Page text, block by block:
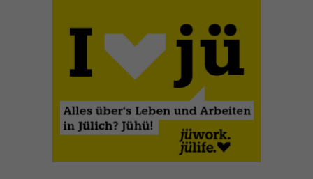
Alle akzeptieren Speichern und weiter
Zurück
Essenziell (1)
Essenzielle Cookies ermöglichen grundlegende Funktionen und sind für die
einwandfreie Funktion der Website erforderlich.
Cookie-Informationen anzeigen